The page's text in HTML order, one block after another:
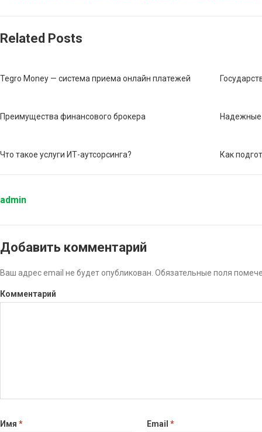
Related Posts
Tegro Money — система приема онлайн платежей
Преимущества финансового брокера
Что такое услуги ИТ-аутсорсинга? Как
admin
Добавить комментарий
Ваш адрес email не будет опубликован. Обязательные поля
Комментарий
Имя * Email *